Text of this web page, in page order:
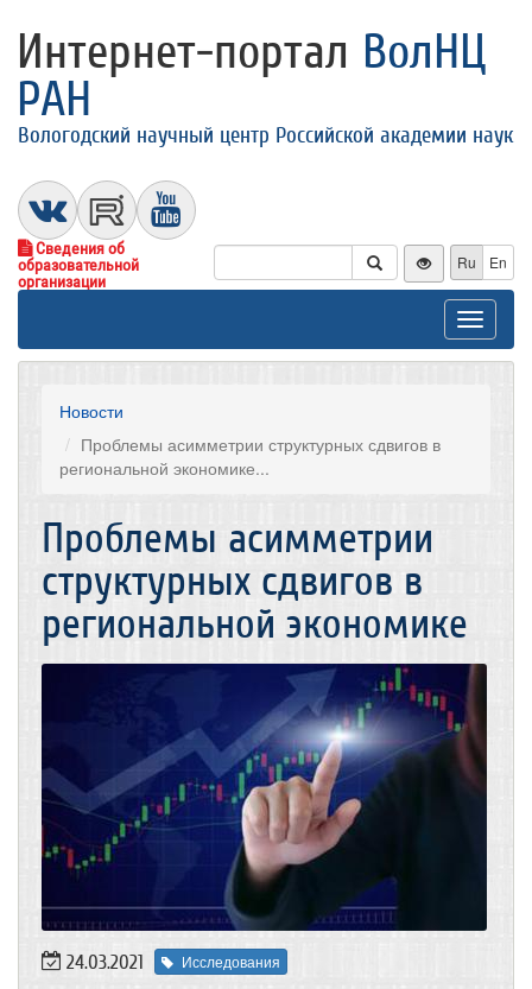
Интернет-портал ВолНЦ
РАН
Вологодский научный центр Российской академии наук
Сведения об
образовательной
организации
Ru En
Toggle
Новости
Проблемы асимметрии структурных сдвигов в
региональной экономике...
Проблемы асимметрии
структурных сдвигов в
региональной экономике
24.03.2021 Исследования